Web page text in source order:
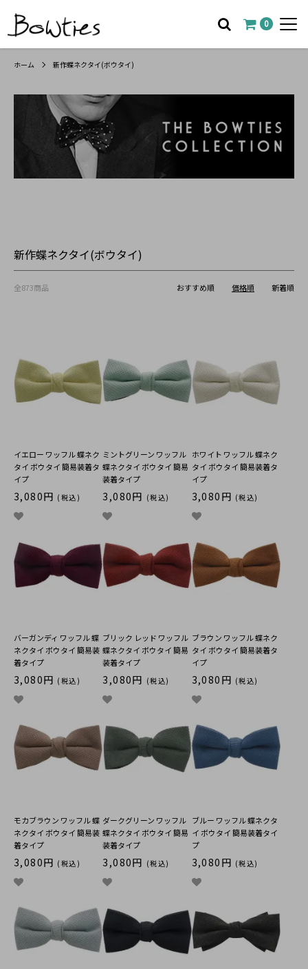
0
ホーム 新作蝶ネクタイ(ボウタイ)
新作蝶ネクタイ(ボウタイ)
全873商品 おすすめ順 価格順 新着順
イエロー ワッフル 蝶ネク
タイ ボウタイ 簡易装着タ
イプ
3,080円 (税込)
ミントグリーン ワッフル
蝶ネクタイ ボウタイ 簡易
装着タイプ
3,080円 (税込)
ホワイト ワッフル 蝶ネク
タイ ボウタイ 簡易装着タ
イプ
3,080円 (税込)
バーガンディ ワッフル 蝶
ネクタイ ボウタイ 簡易装
着タイプ
3,080円 (税込)
ブリック レッド ワッフル
蝶ネクタイ ボウタイ 簡易
装着タイプ
3,080円 (税込)
ブラウン ワッフル 蝶ネク
タイ ボウタイ 簡易装着タ
イプ
3,080円 (税込)
モカブラウン ワッフル 蝶
ネクタイ ボウタイ 簡易装
着タイプ
3,080円 (税込)
ダークグリーン ワッフル
蝶ネクタイ ボウタイ 簡易
装着タイプ
3,080円 (税込)
ブルー ワッフル 蝶ネクタ
イ ボウタイ 簡易装着タイ
プ
3,080円 (税込)